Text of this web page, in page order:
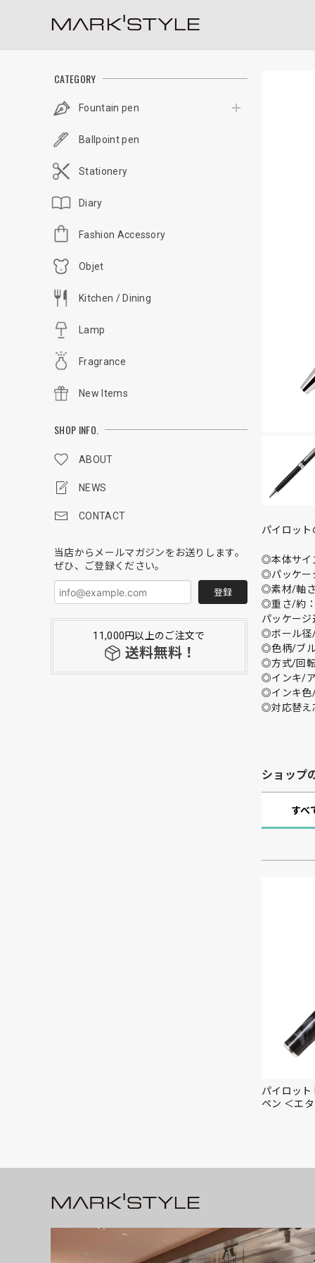
CATEGORY
Fountain pen
Ballpoint pen
Stationery
Diary
Fashion Accessory
Objet
Kitchen / Dining
Lamp
Fragrance
New Items
SHOP INFO.
ABOUT
NEWS
CONTACT
当店からメールマガジンをお送りします。
ぜひ、ご登録ください。
登録
11,000円以上のご注文で
送料無料！
パイロッ
◎本体サイ
◎パッケー
◎素材/軸
◎重さ/約
パッケー
◎ボール径
◎色柄/ブ
◎方式/回
◎インキ/
◎インキ色
◎対応替え
ショップ
すべ
パイロット
ペン ＜エ